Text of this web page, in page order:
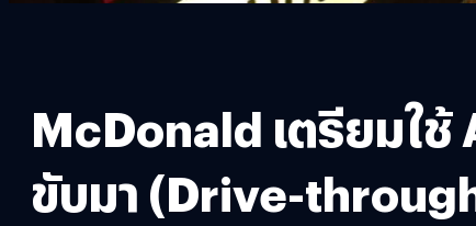
McDonald เตรียมใ
ขับมา (Drive-